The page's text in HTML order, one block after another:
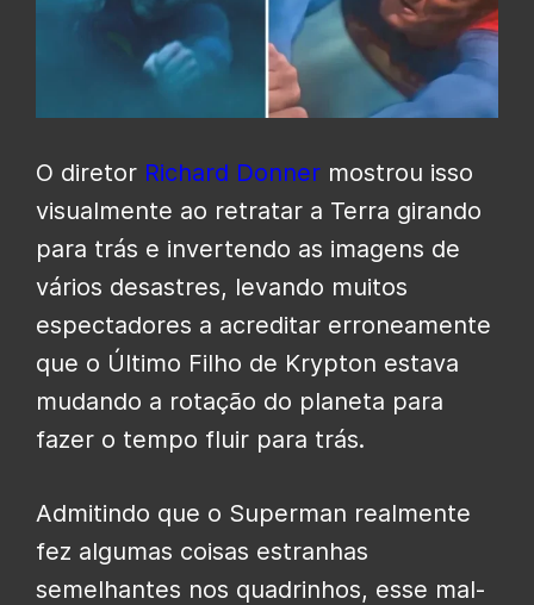
O diretor Richard Donner mostrou isso
visualmente ao retratar a Terra girando
para trás e invertendo as imagens de
vários desastres, levando muitos
espectadores a acreditar erroneamente
que o Último Filho de Krypton estava
mudando a rotação do planeta para
fazer o tempo fluir para trás.
Admitindo que o Superman realmente
fez algumas coisas estranhas
semelhantes nos quadrinhos, esse mal-